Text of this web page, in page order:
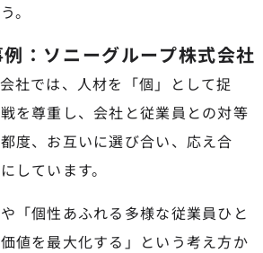
。
：ソニーグループ株式会社
社では、人材を「個」として捉
を尊重し、会社と従業員との対等
度、お互いに選び合い、応え合
しています。
「個性あふれる多様な従業員ひと
値を最大化する」という考え方か